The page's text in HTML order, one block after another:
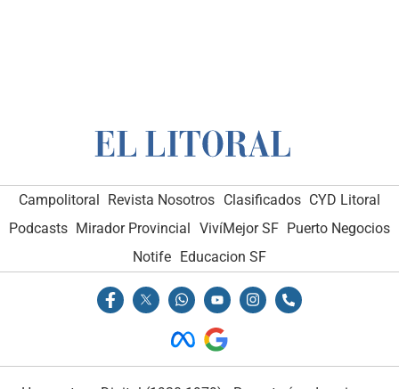
Campolitoral Revista Nosotros Clasificados CYD Litoral
Podcasts Mirador Provincial VivíMejor SF Puerto Negocios
Notife Educacion SF